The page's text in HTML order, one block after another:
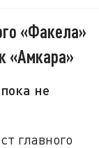
«Факела»
«Амкара»
не
главного